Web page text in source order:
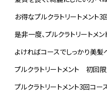
お得なプルクラトリートメント3
是非一度、プルクラトリートメ
よければコースでしっかり美髪
プルクラトリートメント 初回
プルクラトリートメント3回